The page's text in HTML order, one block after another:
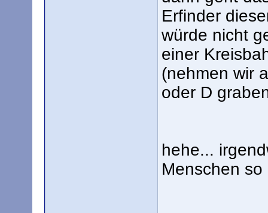
Erfinder
würde nicht
einer
(nehmen wir
oder D
hehe...
Menschen